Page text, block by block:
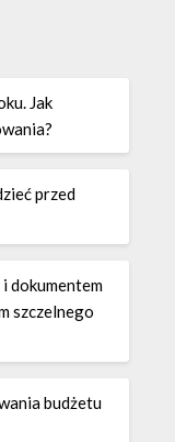
Jak
przed
dokumentem
szczelnego
budżetu